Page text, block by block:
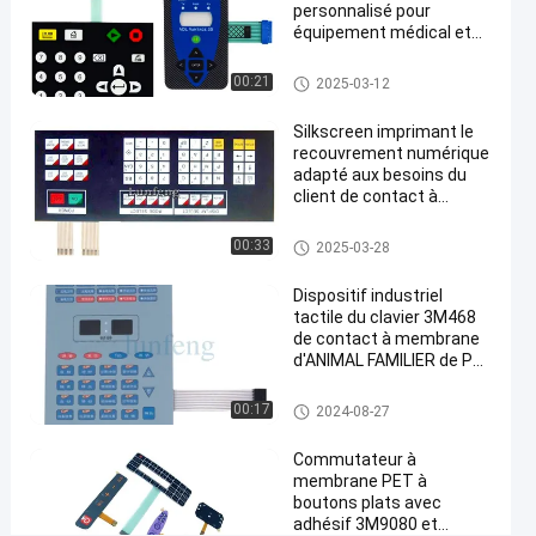
membrane
d'ANIMAL
FAMILIER
Pantone
#
contact à
membrane
tactile de
dôme
adhésif de
3M 467
#
commutateur
tactile de
métal de 3M
468
00:21
personnalisé pour
équipement médical et
Contact à membrane d'ANIMA
L FAMILIER
2025-03-12
00:33
Silkscreen imprimant le
recouvrement numérique
adapté aux besoins du
client de contact à
FAMILIER de conception
Contact à membrane d'ANIMA
L FAMILIER
2025-03-28
00:17
Dispositif industriel
tactile du clavier 3M468
de contact à membrane
d'ANIMAL FAMILIER de PC
Contact à membrane d'ANIMA
L FAMILIER
2024-08-27
Commutateur à
membrane PET à
boutons plats avec
adhésif 3M9080 et